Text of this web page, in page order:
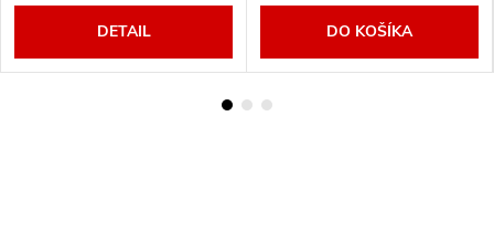
DETAIL DO KOŠÍKA